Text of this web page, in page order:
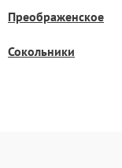
Преображенское
Сокольники